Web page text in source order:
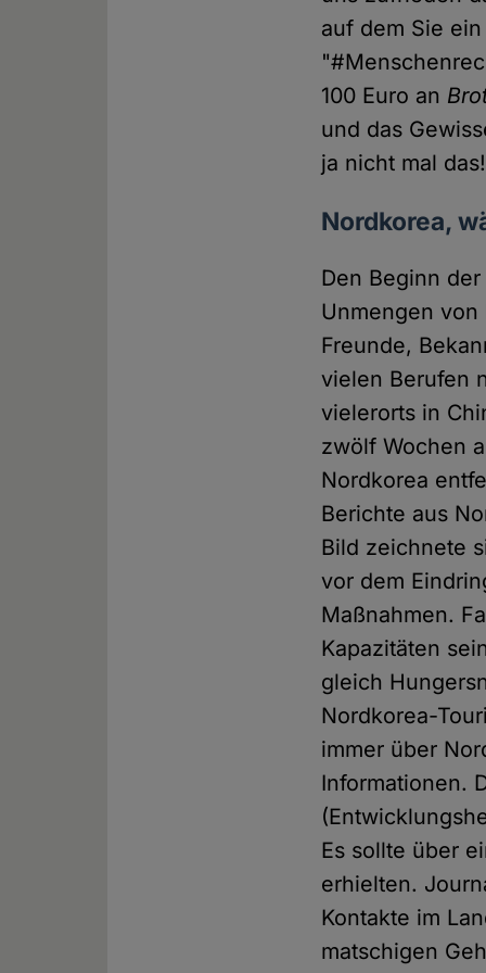
auf dem Sie
100 Euro an
und das
ja nicht mal das!
Nordkorea,
Den Beginn
Unmengen
Freunde,
vielen Berufen
vielerorts in
zwölf Wochen
Nordkorea
Berichte aus
Bild zeichnete
vor dem
Maßnahmen.
Kapazitäten
gleich
Nordkorea-
immer über
Informationen.
Es sollte über
erhielten.
Kontakte im
matschigen